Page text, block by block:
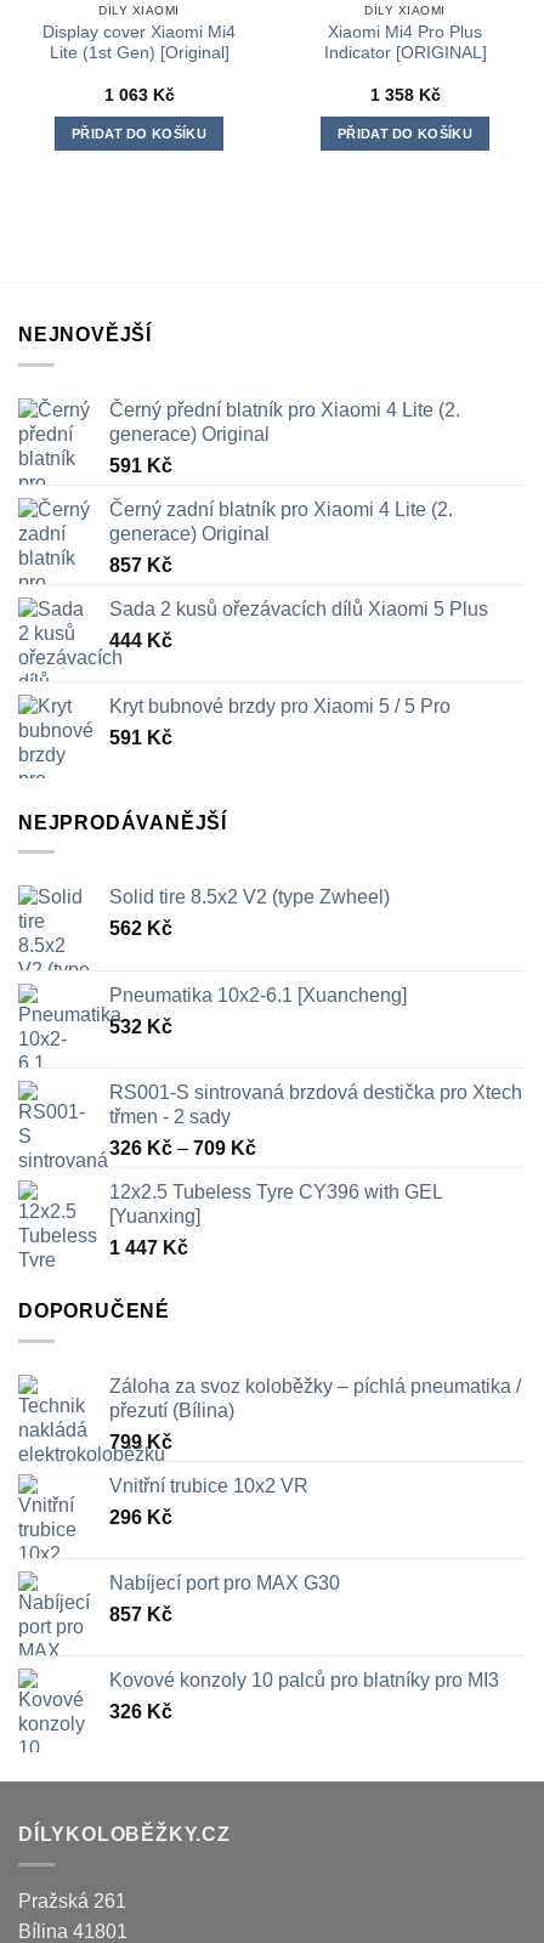
DÍLY XIAOMI
Display cover Xiaomi Mi4
Lite (1st Gen) [Original]
1 063 Kč
PŘIDAT DO KOŠÍKU
DÍLY XIAOMI
Xiaomi Mi4 Pro Plus
Indicator [ORIGINAL]
1 358 Kč
PŘIDAT DO KOŠÍKU
NEJNOVĚJŠÍ
Černý přední blatník pro Xiaomi 4 Lite (2.
generace) Original
591 Kč
Černý zadní blatník pro Xiaomi 4 Lite (2.
generace) Original
857 Kč
Sada 2 kusů ořezávacích dílů Xiaomi 5 Plus
444 Kč
Kryt bubnové brzdy pro Xiaomi 5 / 5 Pro
591 Kč
NEJPRODÁVANĚJŠÍ
Solid tire 8.5x2 V2 (type Zwheel)
562 Kč
Pneumatika 10x2-6.1 [Xuancheng]
532 Kč
RS001-S sintrovaná brzdová destička pro Xtech
třmen - 2 sady
326 Kč – 709 KčRozpětí
326 Kč
12x2.5 Tubeless Tyre CY396 with GEL
[Yuanxing]
1 447 Kč
DOPORUČENÉ
Záloha za svoz koloběžky – píchlá pneumatika /
přezutí (Bílina)
799Kč
Vnitřní trubice 10x2 VR
296 Kč
Nabíjecí port pro MAX G30
857 Kč
Kovové konzoly 10 palců pro blatníky pro MI3
326 Kč
DÍLYKOLOBĚŽKY.CZ
Pražská 261
Bílina 41801